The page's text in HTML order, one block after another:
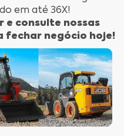
em até 36X!
e consulte nossas
fechar negócio hoje!